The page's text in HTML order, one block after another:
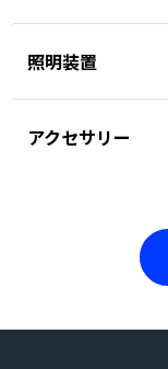
照明装置
アクセサリー